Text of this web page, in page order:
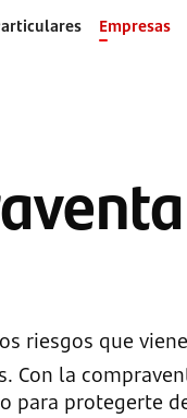
Empresas
riesgos que
Con la
para protegerte